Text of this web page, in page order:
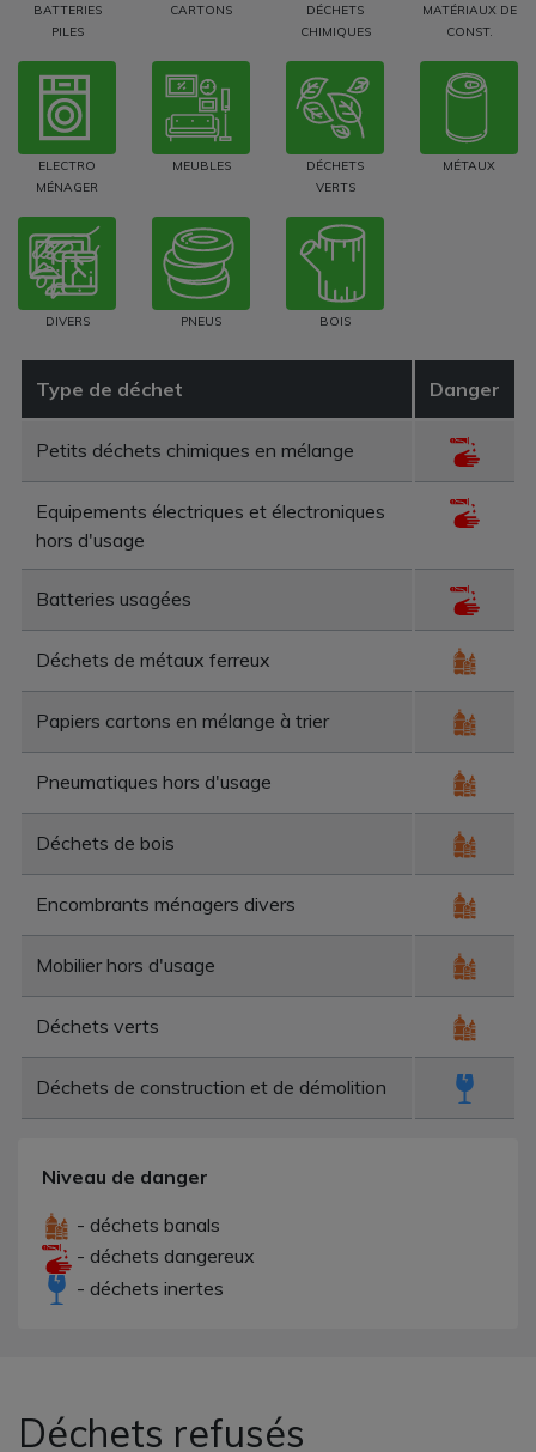
BATTERIES
PILES
CARTONS
DÉCHETS
CHIMIQUES
MATÉRIAUX DE
CONST.
ELECTRO
MÉNAGER
MEUBLES
DÉCHETS
VERTS
MÉTAUX
DIVERS PNEUS BOIS
Type de déchet Danger
Petits déchets chimiques en mélange
Equipements électriques et électroniques
hors d'usage
Batteries usagées
Déchets de métaux ferreux
Papiers cartons en mélange à trier
Pneumatiques hors d'usage
Déchets de bois
Encombrants ménagers divers
Mobilier hors d'usage
Déchets verts
Déchets de construction et de démolition
Niveau de danger
- déchets banals
- déchets dangereux
- déchets inertes
Déchets refusés